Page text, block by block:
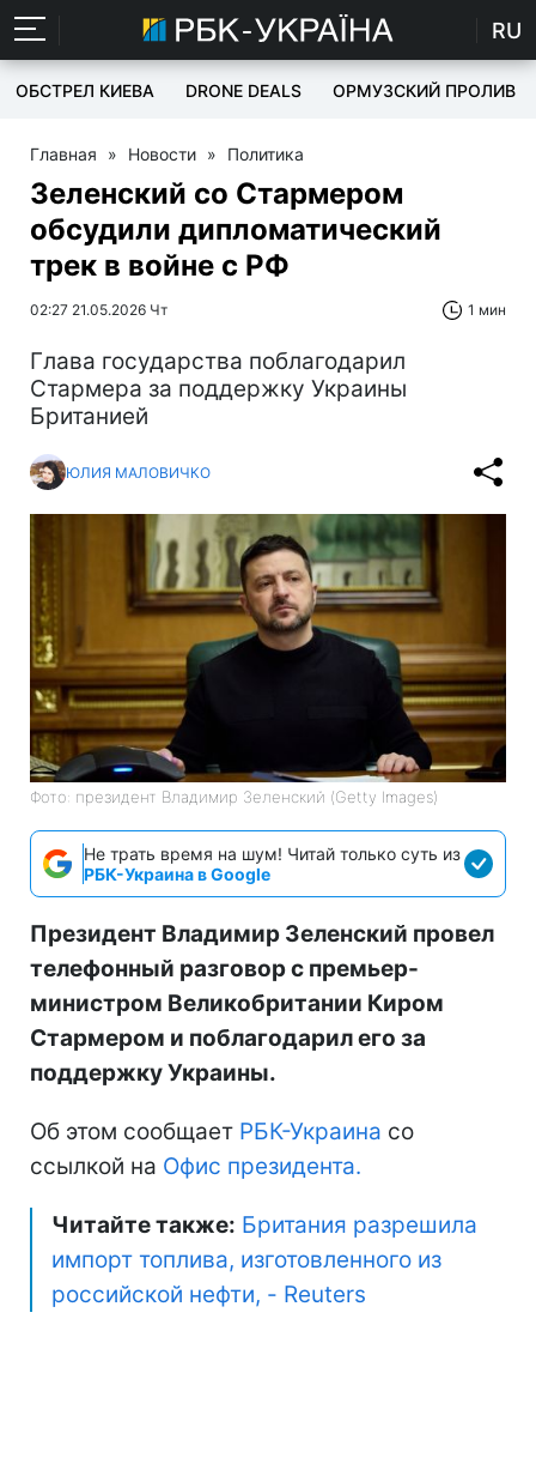
RU
ОБСТРЕЛ КИЕВА DRONE DEALS ОРМУЗСКИЙ ПРОЛИВ
Главная » Новости » Политика
Зеленский со Стармером
обсудили дипломатический
трек в войне с РФ
02:27 21.05.2026 Чт 1 мин
Глава государства поблагодарил
Стармера за поддержку Украины
Британией
ЮЛИЯ МАЛОВИЧКО
Фото: президент Владимир Зеленский (Getty Images)
Не трать время на шум! Читай только суть из
РБК-Украина в Google
Президент Владимир Зеленский провел
телефонный разговор с премьер-
министром Великобритании Киром
Стармером и поблагодарил его за
поддержку Украины.
Об этом сообщает РБК-Украина со
ссылкой на Офис президента.
Читайте также: Британия разрешила
импорт топлива, изготовленного из
российской нефти, - Reuters